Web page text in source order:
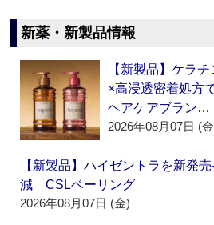
新薬・新製品情報
【新製品】ケラ
×高浸透密着処方
ヘアケアブラン…
2026年08月07日 (
【新製品】ハイゼントラを新発
減 CSLベーリング
2026年08月07日 (金)